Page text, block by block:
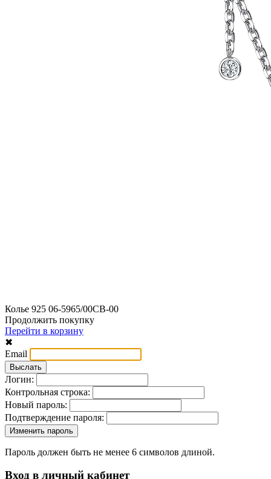
Колье 925 06-5965/00СВ-00
Продолжить покупку
Перейти в корзину
✖
Email
Логин:
Контрольная строка:
Новый пароль:
Подтверждение пароля:
Пароль должен быть не менее 6 символов длиной.
Вход в личный кабинет